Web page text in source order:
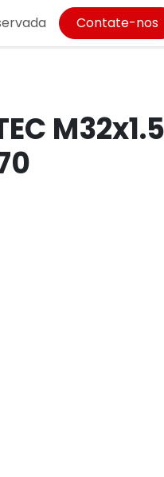
Contate-nos
M32x1.5